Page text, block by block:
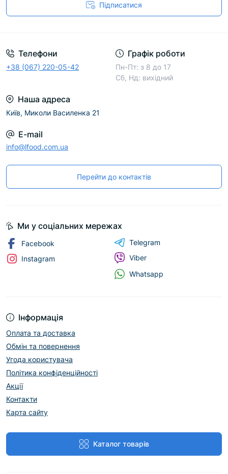
Підписатися
Телефони
+38 (067) 220-05-42
Графік роботи
Пн-Пт: з 8 до 17
Сб, Нд: вихідний
Наша адреса
Київ, Миколи Василенка 21
E-mail
info@lfood.com.ua
Перейти до контактів
Інформація
Оплата та доставка
Обмін та повернення
Угода користувача
Політика конфіденційності
Акції
Контакти
Карта сайту
Каталог товарів
Ми у соціальних мережах
Facebook
Instagram
Telegram
Viber
Whatsapp